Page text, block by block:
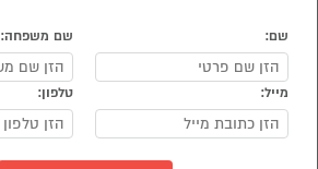
שם: שם משפחה:
מייל: טלפון: